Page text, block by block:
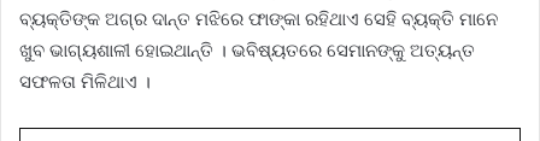
ବ୍ୟକ୍ତିଙ୍କ ଅଗ୍ର ଦାନ୍ତ ମଝିରେ ଫାଙ୍କା ରହିଥାଏ ସେହି ବ୍ୟକ୍ତି ମାନେ
ଖୁବ ଭାଗ୍ୟଶାଳୀ ହୋଇଥାନ୍ତି । ଭବିଷ୍ୟତରେ ସେମାନଙ୍କୁ ଅତ୍ୟନ୍ତ
ସଫଳତା ମିଳିଥାଏ ।